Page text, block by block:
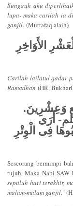
Sungguh aku
lupa- maka carilah ia
ganjil. (Muttafaq alaih)
الأَوَاخِرِ
Carilah lailatul qadar
Ramadhan (HR.
وَعِشْرِينَ.
أَرَى
فِى الْوِتْرِ
Seseorang bermimpi
tujuh. Maka Nabi SAW
sepuluh hari terakhir,
malam-malam ganjil."